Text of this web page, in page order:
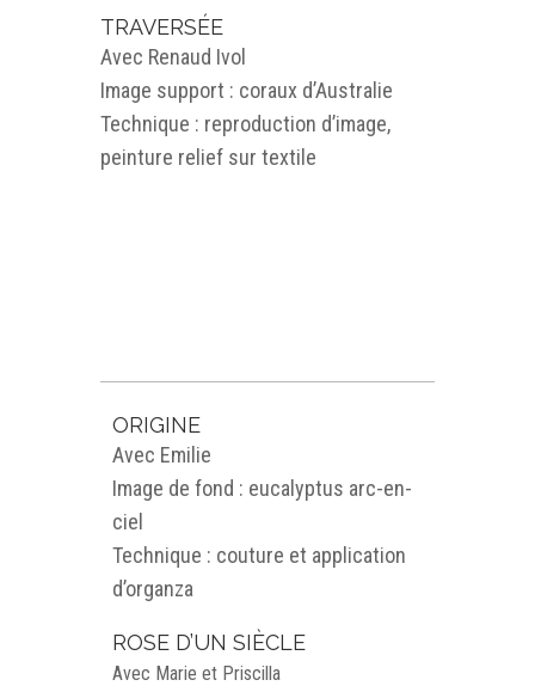
TRAVERSÉE
Avec Renaud Ivol
Image support : coraux d’Australie
Technique : reproduction d’image,
peinture relief sur textile
ORIGINE
Avec Emilie
Image de fond : eucalyptus arc-en-
ciel
Technique : couture et application
d’organza
ROSE D’UN SIÈCLE
Avec Marie et Priscilla